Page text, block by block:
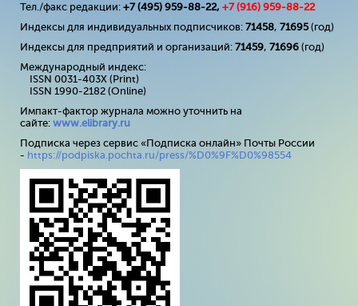
Тел./факс редакции: +7 (495) 959-88-22, +7 (916) 959-88-22
Индексы для индивидуальных подписчиков: 71458, 71695(год)
Индексы для предприятий и организаций: 71459, 71696 (год)
Международный индекс:
ISSN 0031-403X (Print)
ISSN 1990-2182 (Online)
Импакт-фактор журнала можно уточнить на
сайте: www.elibrary.ru
Подписка через сервис «Подписка онлайн» Почты России
- https://podpiska.pochta.ru/press/%D0%9F%D0%98554